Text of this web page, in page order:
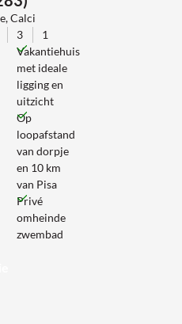
Calci
3
1
Vakantiehuis
met ideale
ligging en
uitzicht
Op
loopafstand
van dorpje
en 10 km
van Pisa
Privé
omheinde
zwembad